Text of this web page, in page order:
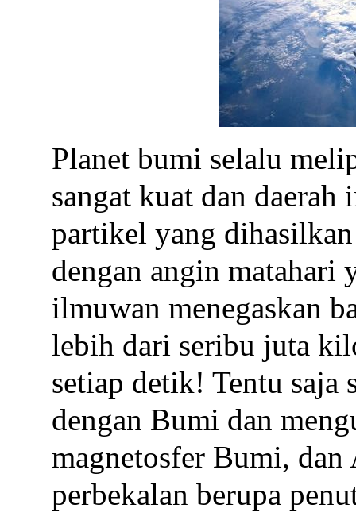
Planet bumi selalu
sangat kuat dan
partikel yang
dengan angin matahari
ilmuwan menegaskan
lebih dari seribu juta
setiap detik! Tentu saja
dengan Bumi dan
magnetosfer Bumi,
perbekalan berupa